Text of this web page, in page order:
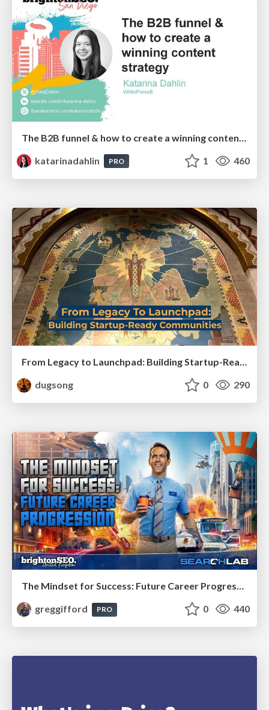
katarinadahlin
PRO 1 460
From Legacy to Launchpad: Building Startup-Ready Communities
dugsong
0 290
The Mindset for Success: Future Career Progression
greggifford
PRO 0 440